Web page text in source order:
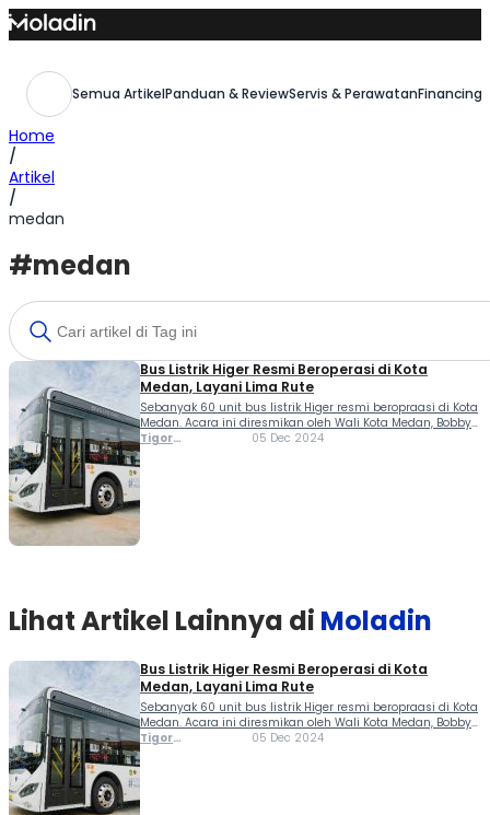
Skip
to
Semua ArtikelPanduan & ReviewServis & Perawatan
Home
/
Artikel
/
medan
#medan
Bus Listrik Higer Resmi Beroperasi di Kota
Medan, Layani Lima Rute
Sebanyak 60 unit bus listrik Higer resmi beropraasi di Kota
Medan. Acara ini diresmikan oleh Wali Kota Medan, Bobby
Nasution, bersama sejumlah pejabat penting dan mitra
Tigor
05 Dec 2024
Lihat Artikel Lainnya di Moladin
Bus Listrik Higer Resmi Beroperasi di Kota
Medan, Layani Lima Rute
Sebanyak 60 unit bus listrik Higer resmi beropraasi di Kota
Medan. Acara ini diresmikan oleh Wali Kota Medan, Bobby
Nasution, bersama sejumlah pejabat penting dan mitra
Tigor
05 Dec 2024